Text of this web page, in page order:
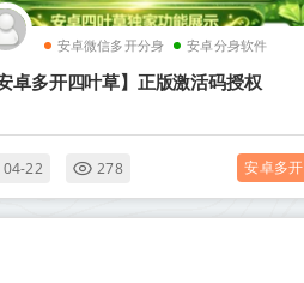
安卓微信多开分身 安卓分身软件
安卓多开四叶草】正版激活码授权
04-22 278 安卓多开